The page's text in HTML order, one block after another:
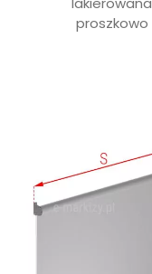
proszkowo